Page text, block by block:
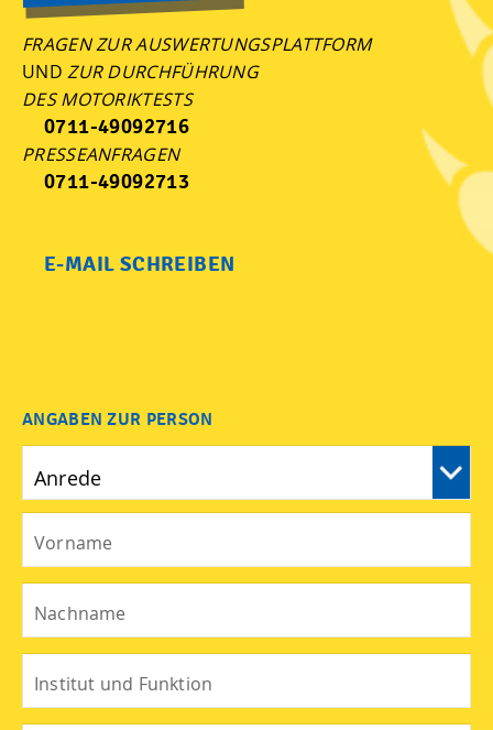
FRAGEN ZUR AUSWERTUNGSPLATTFORM
UND ZUR DURCHFÜHRUNG
DES MOTORIKTESTS
0711-49092716
PRESSEANFRAGEN
0711-49092713
E-MAIL SCHREIBEN
ANGABEN ZUR PERSON